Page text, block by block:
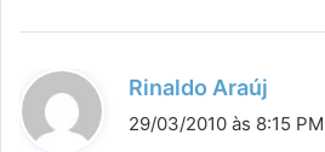
Rinaldo Araúj
i
29/03/2010 às 8:15 PM